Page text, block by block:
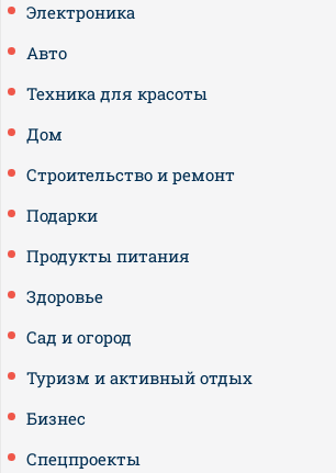
Электроника
Авто
Техника для красоты
Дом
Строительство и ремонт
Подарки
Продукты питания
Здоровье
Сад и огород
Туризм и активный отдых
Бизнес
Спецпроекты